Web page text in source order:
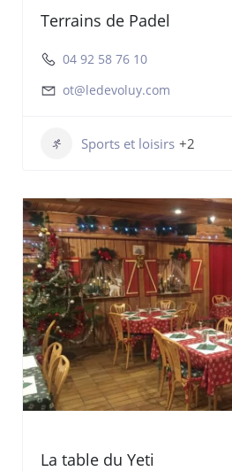
Terrains de Padel
04 92 58 76 10
ot@ledevoluy.com
Sports et loisirs +2
La table du Yeti